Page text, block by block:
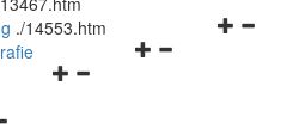
Navigationsmenü
./14553.htm
Navigationsmenü